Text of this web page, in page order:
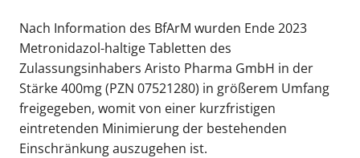
Nach Information des BfArM wurden Ende 2023
Metronidazol-haltige Tabletten des
Zulassungsinhabers Aristo Pharma GmbH in der
Stärke 400mg (PZN 07521280) in größerem Umfang
freigegeben, womit von einer kurzfristigen
eintretenden Minimierung der bestehenden
Einschränkung auszugehen ist.